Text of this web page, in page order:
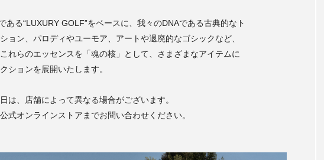
ある“LUXURY GOLF”をベースに、我々のDNAである古典的なト
ョン、パロディやユーモア、アートや退廃的なゴシックなど、
れらのエッセンスを「魂の核」として、さまざまなアイテムに
ションを展開いたします。
は、店舗によって異なる場合がございます。
式オンラインストアまでお問い合わせください。